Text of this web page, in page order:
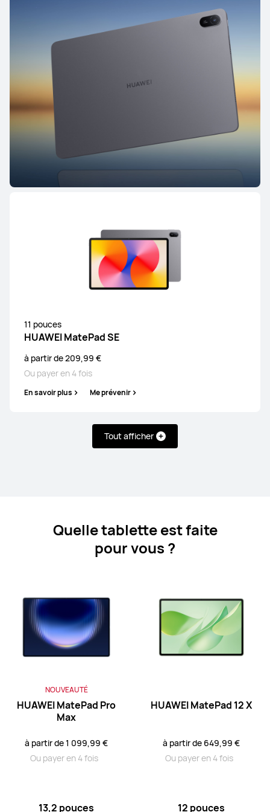
11 pouces
HUAWEI MatePad SE
à partir de 209,99 €
Ou payer en 4 fois
En savoir plus Me prévenir
Tout afficher
HUAWEI MatePad Pro Series HUAWEI MatePad Series
HUAWEI MatePad Pro Series
NOUVEAUTÉ 13,2 pouces
à partir de 1 099,99 €
Ou payer en 4 fois
Quelle tablette est faite
pour vous ?
NOUVEAUTÉ
HUAWEI MatePad Pro
Max
à partir de 1 099,99 €
Ou payer en 4 fois
13,2 pouces
HUAWEI MatePad 12 X
à partir de 649,99 €
Ou payer en 4 fois
12 pouces